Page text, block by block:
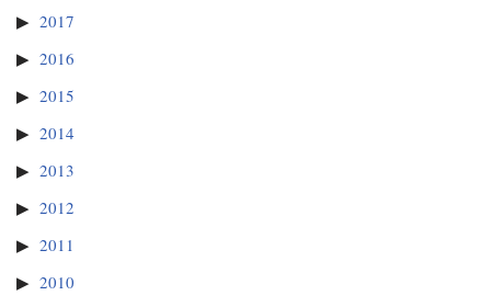
2017
2016
2015
2014
2013
2012
2011
2010